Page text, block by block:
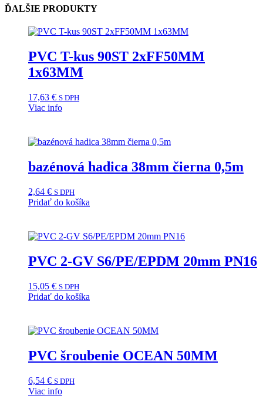
ĎALŠIE PRODUKTY
PVC T-kus 90ST 2xFF50MM
1x63MM
17,63 € S DPH
Viac info
bazénová hadica 38mm čierna 0,5m
2,64 € S DPH
Pridať do košíka
PVC 2-GV S6/PE/EPDM 20mm PN16
15,05 € S DPH
Pridať do košíka
PVC šroubenie OCEAN 50MM
6,54 € S DPH
Viac info